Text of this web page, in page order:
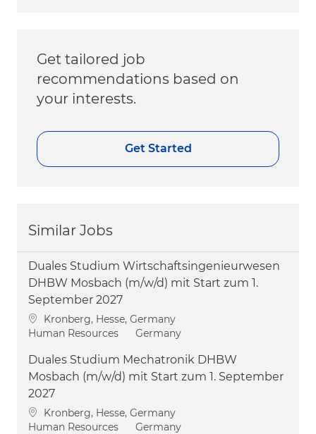
Get tailored job
recommendations based on
your interests.
Get Started
Similar Jobs
Duales Studium Wirtschaftsingenieurwesen
DHBW Mosbach (m/w/d) mit Start zum 1.
September 2027
Location
Kronberg, Hesse, Germany
Category
Human Resources Germany
Duales Studium Mechatronik DHBW
Mosbach (m/w/d) mit Start zum 1. September
2027
Location
Kronberg, Hesse, Germany
Category
Human Resources Germany